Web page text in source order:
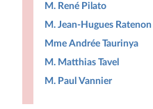
M. René Pilato
M. Jean-Hugues Ratenon
Mme Andrée Taurinya
M. Matthias Tavel
M. Paul Vannier